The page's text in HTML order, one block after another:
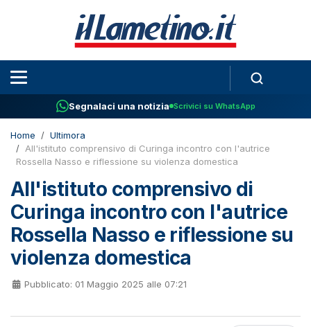
Segnalaci una notizia Scrivici su WhatsApp
Home
Ultimora
All'istituto comprensivo di Curinga incontro con l'autrice
Rossella Nasso e riflessione su violenza domestica
All'istituto comprensivo di
Curinga incontro con l'autrice
Rossella Nasso e riflessione su
violenza domestica
Pubblicato: 01 Maggio 2025 alle 07:21